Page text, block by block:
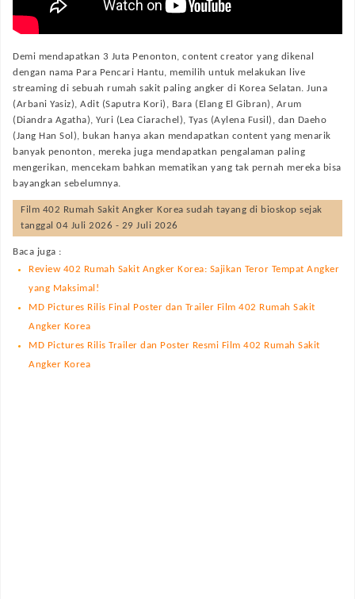
Demi mendapatkan 3 Juta Penonton, content creator yang dikenal
dengan nama Para Pencari Hantu, memilih untuk melakukan live
streaming di sebuah rumah sakit paling angker di Korea Selatan. Juna
(Arbani Yasiz), Adit (Saputra Kori), Bara (Elang El Gibran), Arum
(Diandra Agatha), Yuri (Lea Ciarachel), Tyas (Aylena Fusil), dan Daeho
(Jang Han Sol), bukan hanya akan mendapatkan content yang menarik
banyak penonton, mereka juga mendapatkan pengalaman paling
mengerikan, mencekam bahkan mematikan yang tak pernah mereka bisa
bayangkan sebelumnya.
Film 402 Rumah Sakit Angker Korea sudah tayang di bioskop sejak
tanggal 04 Juli 2026 - 29 Juli 2026
Baca juga :
Review 402 Rumah Sakit Angker Korea: Sajikan Teror Tempat Angker
yang Maksimal!
MD Pictures Rilis Final Poster dan Trailer Film 402 Rumah Sakit
Angker Korea
MD Pictures Rilis Trailer dan Poster Resmi Film 402 Rumah Sakit
Angker Korea